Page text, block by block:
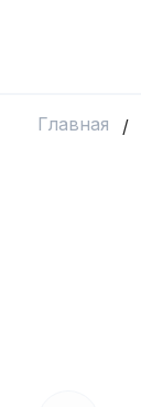
Главная /